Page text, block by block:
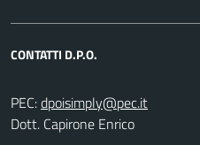
CONTATTI D.P.O.
PEC:
Dott. Capirone Enrico